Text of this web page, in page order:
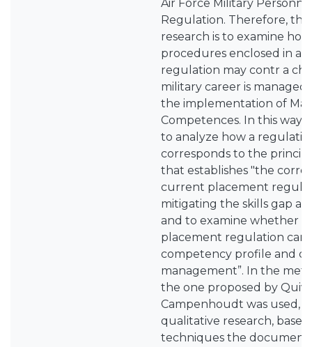
Air Force Military
Regulation. Therefore,
research is to examine
procedures enclosed in a
regulation may contr a
military career is
the implementation of
Competences. In this way,
to analyze how a
corresponds to the
that establishes "the
current placement
mitigating the skills gap
and to examine whether
placement regulation can
competency profile and
management”. In the
the one proposed by
Campenhoudt was used,
qualitative research,
techniques the document